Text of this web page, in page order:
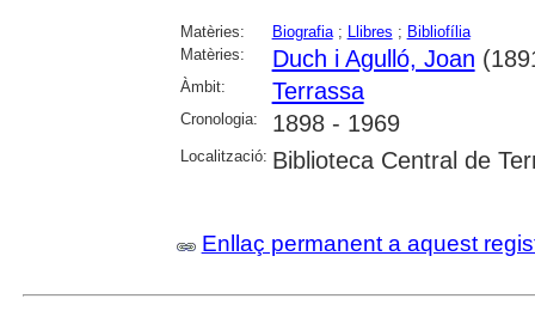
Matèries: Biografia; Llibres ; Bibliofília
Matèries:
Duch i Agulló, Joan
Àmbit: Terrassa
Cronologia: 1898 - 1969
Localització: Biblioteca Central de
Enllaç permanent a aquest